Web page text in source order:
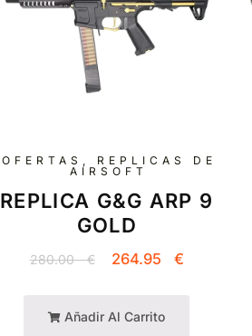
OFERTAS , REPLICAS DE
AIRSOFT
REPLICA G&G ARP 9
GOLD
280.00€ 264.95 €
Añadir Al Carrito